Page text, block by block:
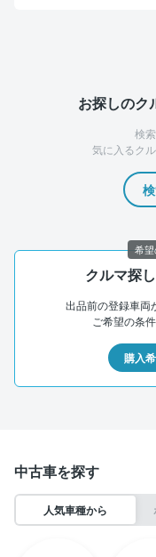
お探しのク
検
気に入るク
クルマ探
出品前の登録車両
ご希望の条
購入
中古車を探す
人気車種から
希